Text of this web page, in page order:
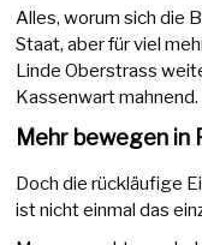
Alles, worum sich die
Staat, aber für viel
Linde Oberstrass
Kassenwart mahnend.
Mehr bewegen
Doch die rückläufige
ist nicht einmal das